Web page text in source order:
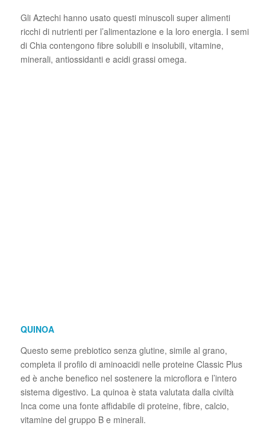
Gli Aztechi hanno usato questi minuscoli super alimenti
ricchi di nutrienti per l’alimentazione e la loro energia. I semi
di Chia contengono fibre solubili e insolubili, vitamine,
minerali, antiossidanti e acidi grassi omega.
QUINOA
Questo seme prebiotico senza glutine, simile al grano,
completa il profilo di aminoacidi nelle proteine Classic Plus
ed è anche benefico nel sostenere la microflora e l’intero
sistema digestivo. La quinoa è stata valutata dalla civiltà
Inca come una fonte affidabile di proteine, fibre, calcio,
vitamine del gruppo B e minerali.